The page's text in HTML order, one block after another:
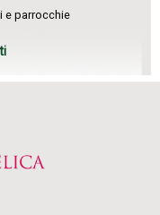
e parrocchie